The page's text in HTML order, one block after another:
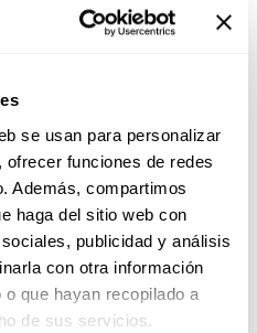
se usan para personalizar
funciones de redes
Además, compartimos
haga del sitio web con
publicidad y análisis
con otra información
que hayan recopilado a
de sus servicios.
broncas renales
los riñones, qué
si no lo
olviden de que